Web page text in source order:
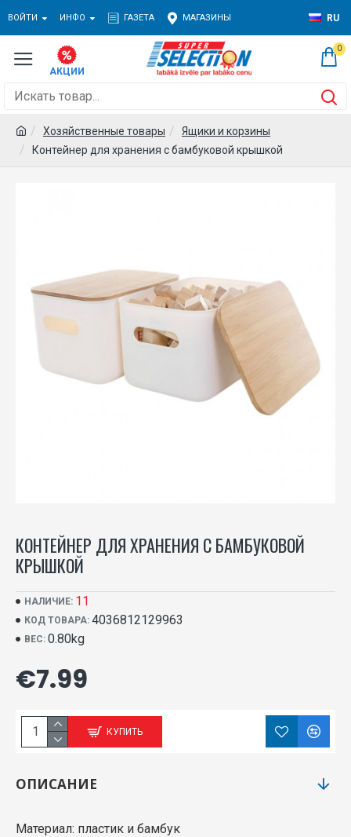
ВОЙТИ ИНФО ГАЗЕТА МАГАЗИНЫ RU
0
Хозяйственные товары
Ящики и корзины
Контейнер для хранения с бамбуковой крышкой
КОНТЕЙНЕР ДЛЯ ХРАНЕНИЯ С БАМБУКОВОЙ
КРЫШКОЙ
НАЛИЧИЕ: 11
КОД ТОВАРА: 4036812129963
ВЕС: 0.80kg
€7.99
КУПИТЬ
ОПИСАНИЕ
Материал: пластик и бамбук